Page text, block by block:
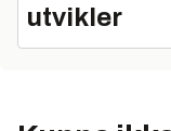
utvikler